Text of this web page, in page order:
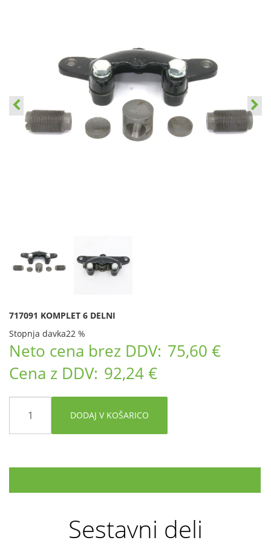
717091 KOMPLET 6 DELNI
Stopnja davka22 %
Neto cena brez DDV: 75,60 €
Cena z DDV: 92,24 €
DODAJ V KOŠARICO
Sestavni deli